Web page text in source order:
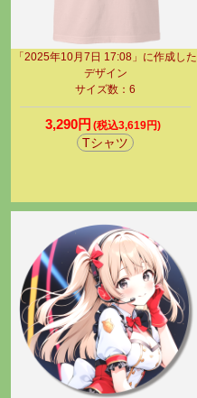
「2025年10月7日 17:08」に作成した
デザイン
サイズ数：6
3,290円 (税込3,619円)
Tシャツ